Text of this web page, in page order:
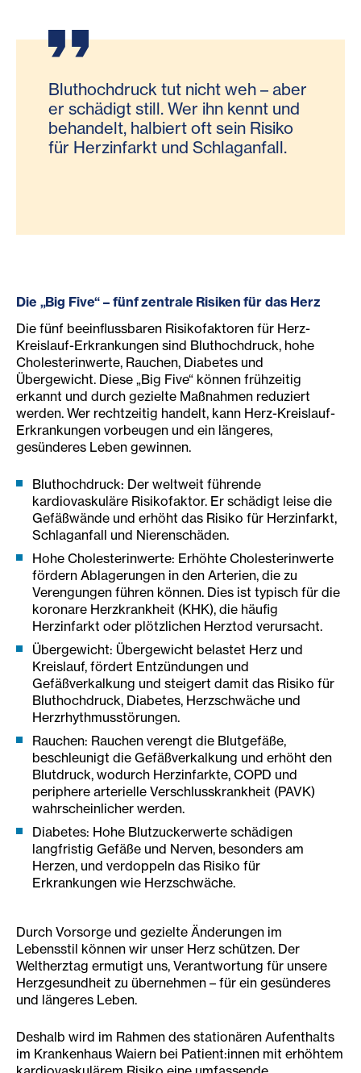
Bluthochdruck tut nicht weh – aber
er schädigt still. Wer ihn kennt und
behandelt, halbiert oft sein Risiko
für Herzinfarkt und Schlaganfall.
Die „Big Five“ – fünf zentrale Risiken für das Herz
Die fünf beeinflussbaren Risikofaktoren für Herz-
Kreislauf-Erkrankungen sind Bluthochdruck, hohe
Cholesterinwerte, Rauchen, Diabetes und
Übergewicht. Diese „Big Five“ können frühzeitig
erkannt und durch gezielte Maßnahmen reduziert
werden. Wer rechtzeitig handelt, kann Herz-Kreislauf-
Erkrankungen vorbeugen und ein längeres,
gesünderes Leben gewinnen.
Bluthochdruck: Der weltweit führende
kardiovaskuläre Risikofaktor. Er schädigt leise die
Gefäßwände und erhöht das Risiko für Herzinfarkt,
Schlaganfall und Nierenschäden.
Hohe Cholesterinwerte: Erhöhte Cholesterinwerte
fördern Ablagerungen in den Arterien, die zu
Verengungen führen können. Dies ist typisch für die
koronare Herzkrankheit (KHK), die häufig
Herzinfarkt oder plötzlichen Herztod verursacht.
Übergewicht: Übergewicht belastet Herz und
Kreislauf, fördert Entzündungen und
Gefäßverkalkung und steigert damit das Risiko für
Bluthochdruck, Diabetes, Herzschwäche und
Herzrhythmusstörungen.
Rauchen: Rauchen verengt die Blutgefäße,
beschleunigt die Gefäßverkalkung und erhöht den
Blutdruck, wodurch Herzinfarkte, COPD und
periphere arterielle Verschlusskrankheit (PAVK)
wahrscheinlicher werden.
Diabetes: Hohe Blutzuckerwerte schädigen
langfristig Gefäße und Nerven, besonders am
Herzen, und verdoppeln das Risiko für
Erkrankungen wie Herzschwäche.
Durch Vorsorge und gezielte Änderungen im
Lebensstil können wir unser Herz schützen. Der
Weltherztag ermutigt uns, Verantwortung für unsere
Herzgesundheit zu übernehmen – für ein gesünderes
und längeres Leben.
Deshalb wird im Rahmen des stationären Aufenthalts
im Krankenhaus Waiern bei Patient:innen mit erhöhtem